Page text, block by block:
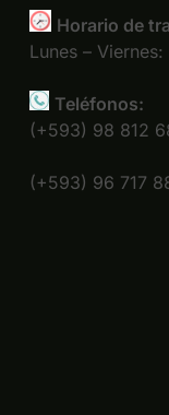
Horario de
Lunes –
Teléfonos:
(+593) 98 812
(+593) 96 717